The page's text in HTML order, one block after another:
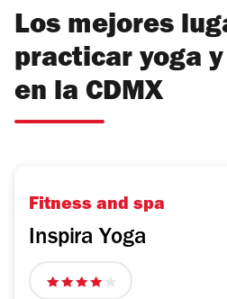
Los mejores
practicar yoga
en la CDMX
Fitness and spa
Inspira Yoga
4